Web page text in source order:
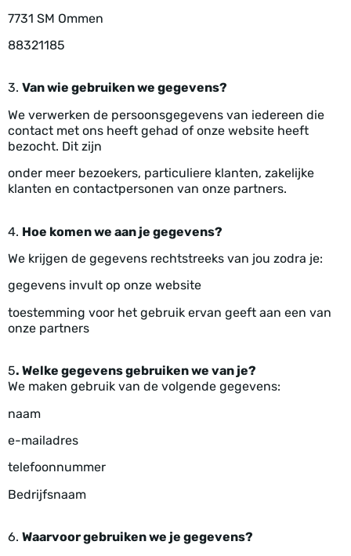
7731 SM Ommen
88321185
3. Van wie gebruiken we gegevens?
We verwerken de persoonsgegevens van iedereen die
contact met ons heeft gehad of onze website heeft
bezocht. Dit zijn
onder meer bezoekers, particuliere klanten, zakelijke
klanten en contactpersonen van onze partners.
4. Hoe komen we aan je gegevens?
We krijgen de gegevens rechtstreeks van jou zodra je:
gegevens invult op onze website
toestemming voor het gebruik ervan geeft aan een van
onze partners
5. Welke gegevens gebruiken we van je?
We maken gebruik van de volgende gegevens:
naam
e-mailadres
telefoonnummer
Bedrijfsnaam
6. Waarvoor gebruiken we je gegevens?